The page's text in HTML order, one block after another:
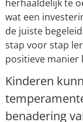
herhaaldelijk te
wat een
de juiste
stap voor stap
positieve manier
Kinderen
benadering